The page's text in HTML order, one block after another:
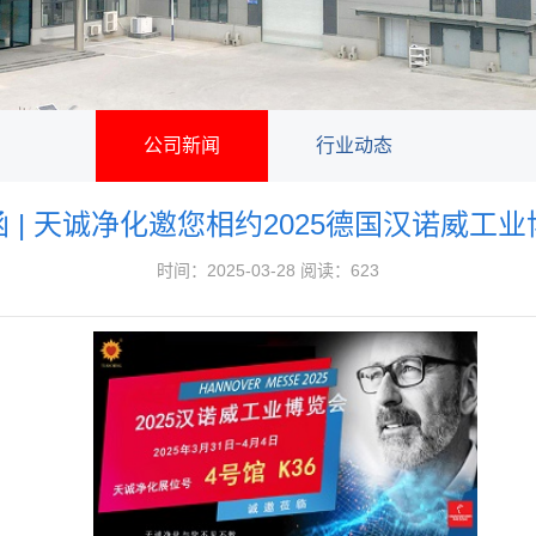
公司新闻 行业动态
| 天诚净化邀您相约2025德国汉诺威工业
时间：2025-03-28 阅读：623